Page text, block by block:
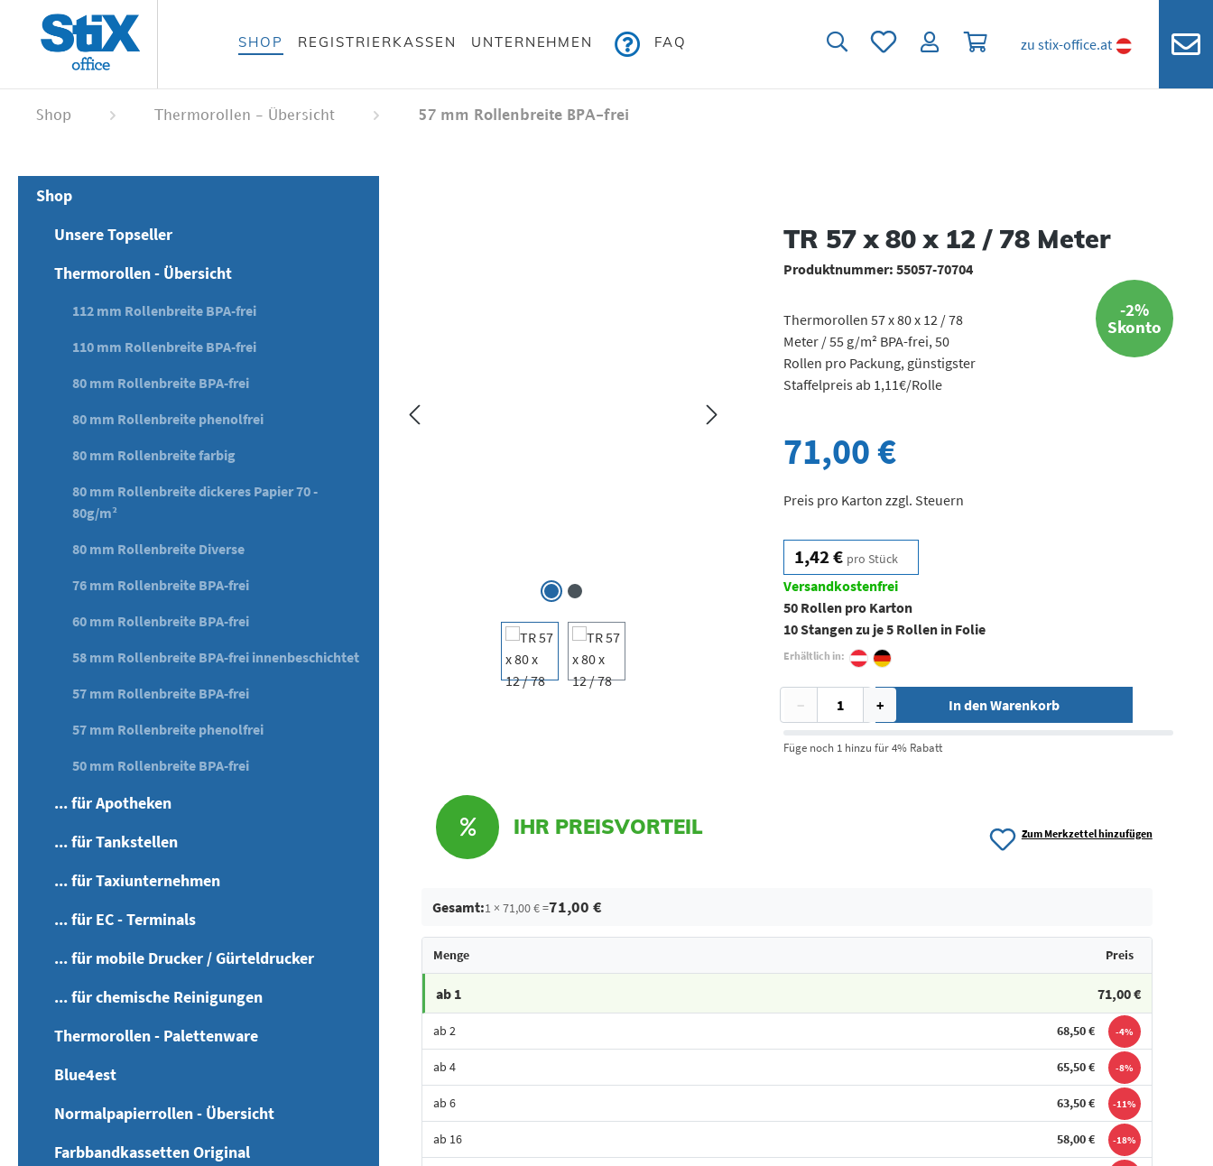
springen
springen
SHOP REGISTRIERKASSEN UNTERNEHMEN FAQ Du hast 0 Produkte auf dem Merkzettel
Warenkorb enthält 0 Positionen.
zu stix-office.at
Shop Thermorollen - Übersicht 57 mm Rollenbreite BPA-frei
Shop
Unsere Topseller
Thermorollen - Übersicht
112 mm Rollenbreite BPA-frei
110 mm Rollenbreite BPA-frei
80 mm Rollenbreite BPA-frei
80 mm Rollenbreite phenolfrei
80 mm Rollenbreite farbig
80 mm Rollenbreite dickeres Papier 70 -
80g/m²
80 mm Rollenbreite Diverse
76 mm Rollenbreite BPA-frei
60 mm Rollenbreite BPA-frei
58 mm Rollenbreite BPA-frei innenbeschichtet
57 mm Rollenbreite BPA-frei
57 mm Rollenbreite phenolfrei
50 mm Rollenbreite BPA-frei
... für Apotheken
... für Tankstellen
... für Taxiunternehmen
... für EC - Terminals
... für mobile Drucker / Gürteldrucker
... für chemische Reinigungen
Thermorollen - Palettenware
Blue4est
Normalpapierrollen - Übersicht
Farbbandkassetten Original
TR 57 x 80 x 12 / 78 Meter
Produktnummer: 55057-70704
-2%
Skonto
Thermorollen 57 x 80 x 12 / 78
Meter / 55 g/m² BPA-frei, 50
Rollen pro Packung, günstigster
Staffelpreis ab 1,11€/Rolle
71,00 €
Preis pro Karton zzgl. Steuern
1,42 € pro Stück
Versandkostenfrei
50 Rollen pro Karton
10 Stangen zu je 5 Rollen in Folie
Erhältlich in:
− + In den Warenkorb
Füge noch 1 hinzu für 4% Rabatt
IHR PREISVORTEIL Zum Merkzettel hinzufügen
Gesamt:1 × 71,00 € =71,00 €
Menge Preis
ab 1 71,00 €
ab 2 68,50 € -4%
ab 4 65,50 € -8%
ab 6 63,50 € -11%
ab 16 58,00 € -18%